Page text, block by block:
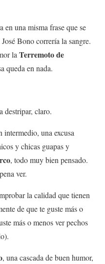
en una misma frase que se
Bono correría la sangre.
laTerremoto de
queda en nada.
destripar, claro.
intermedio, una excusa
y chicas guapas y
, todo muy bien pensado.
ver.
la calidad que tienen
de que te guste más o
más o menos ver pechos
, una cascada de buen humor,